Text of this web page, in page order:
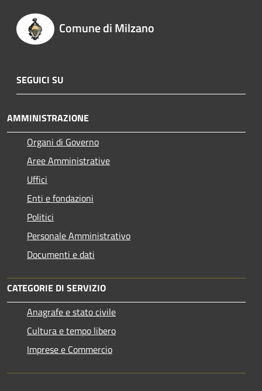
Comune di Milzano
SEGUICI SU
AMMINISTRAZIONE
Organi di Governo
Aree Amministrative
Uffici
Enti e fondazioni
Politici
Personale Amministrativo
Documenti e dati
CATEGORIE DI SERVIZIO
Anagrafe e stato civile
Cultura e tempo libero
Imprese e Commercio